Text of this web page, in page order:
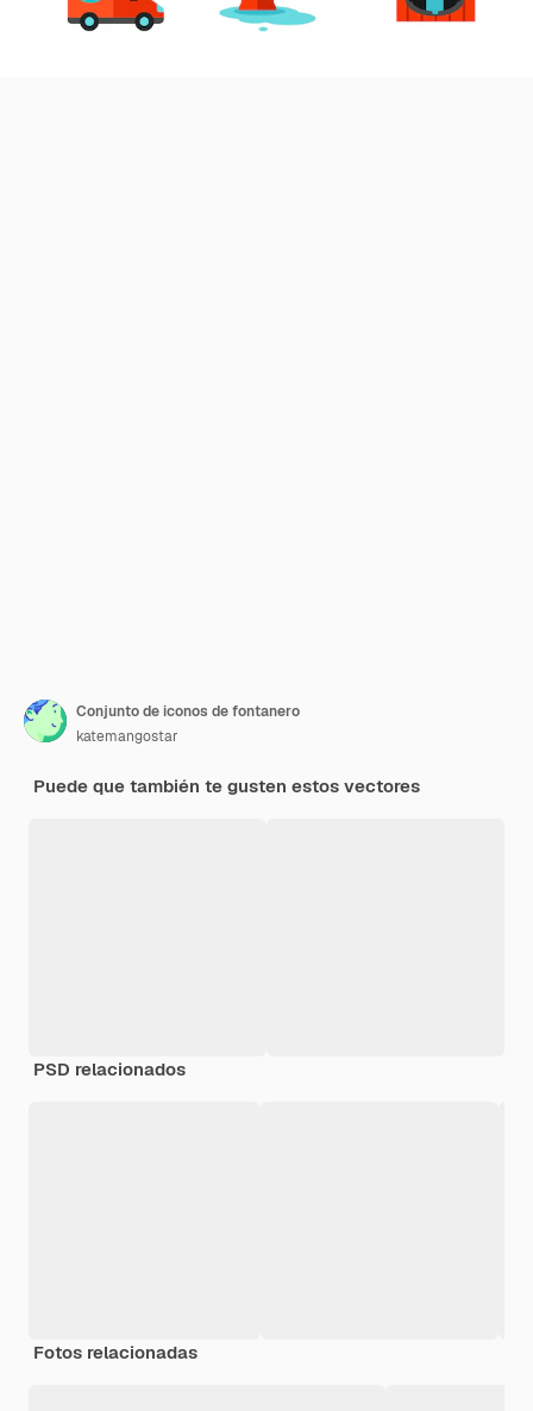
Conjunto de iconos de fontanero
katemangostar
Puede que también te gusten estos vectores
PSD relacionados
Fotos relacionadas